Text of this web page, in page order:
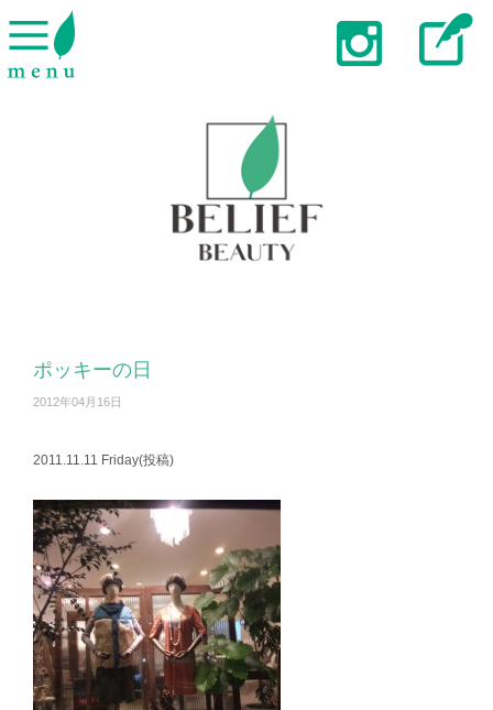
ポッキーの日
2012年04月16日
2011.11.11 Friday(投稿)